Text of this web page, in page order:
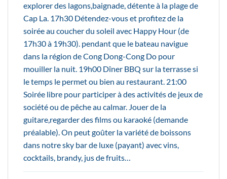
explorer des lagons,baignade, détente à la plage de
Cap La. 17h30 Détendez-vous et profitez de la
soirée au coucher du soleil avec Happy Hour (de
17h30 à 19h30). pendant que le bateau navigue
dans la région de Cong Dong-Cong Do pour
mouiller la nuit. 19h00 Dîner BBQ sur la terrasse si
le temps le permet ou bien au restaurant. 21:00
Soirée libre pour participer à des activités de jeux de
société ou de pêche au calmar. Jouer de la
guitare,regarder des films ou karaoké (demande
préalable). On peut goûter la variété de boissons
dans notre sky bar de luxe (payant) avec vins,
cocktails, brandy, jus de fruits…